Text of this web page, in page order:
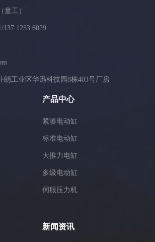
童工）
137 1233 6029
朗工业区华迅科技园8栋403号厂房
产品中心
紧凑电动缸
标准电动缸
大推力电缸
多级电动缸
伺服压力机
新闻资讯